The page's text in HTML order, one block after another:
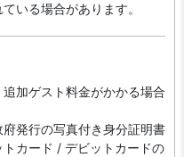
いる場合があります。
加ゲスト料金がかかる場合
発行の写真付き身分証明書
カード / デビットカードの